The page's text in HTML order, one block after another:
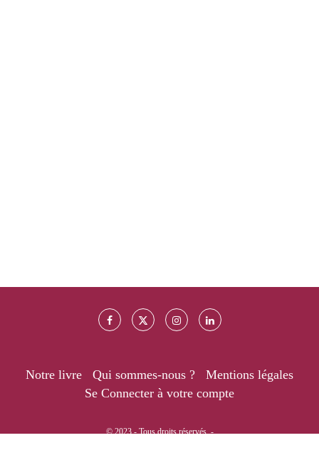
Notre livre Qui sommes-nous ?
Mentions légales
Se Connecter à votre compte
© 2023 - Tous droits réservés. -